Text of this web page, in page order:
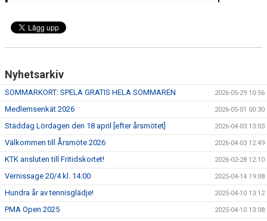
Nyhetsarkiv
SOMMARKORT: SPELA GRATIS HELA SOMMAREN 2026-05-29 10:56
Medlemsenkät 2026 2026-05-01 00:30
Städdag Lördagen den 18 april [efter årsmötet] 2026-04-03 13:03
Välkommen till Årsmöte 2026 2026-04-03 12:49
KTK ansluten till Fritidskortet! 2026-02-28 12:10
Vernissage 20/4 kl. 14:00 2025-04-14 19:08
Hundra år av tennisglädje! 2025-04-10 13:12
PMA Open 2025 2025-04-10 13:08